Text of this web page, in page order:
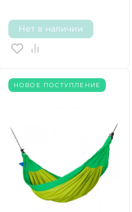
Нет в наличии
НОВОЕ ПОСТУПЛЕНИЕ